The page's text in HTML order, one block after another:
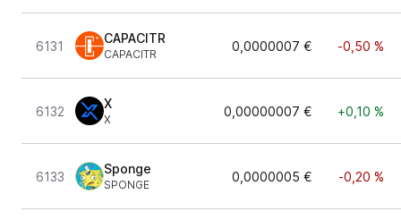
6131
CAPACITR
CAPACITR
0,0000007 € -0,50 %
6132
X
X
0,00000007 € +0,10 %
6133
Sponge
SPONGE
0,0000005 € -0,20 %